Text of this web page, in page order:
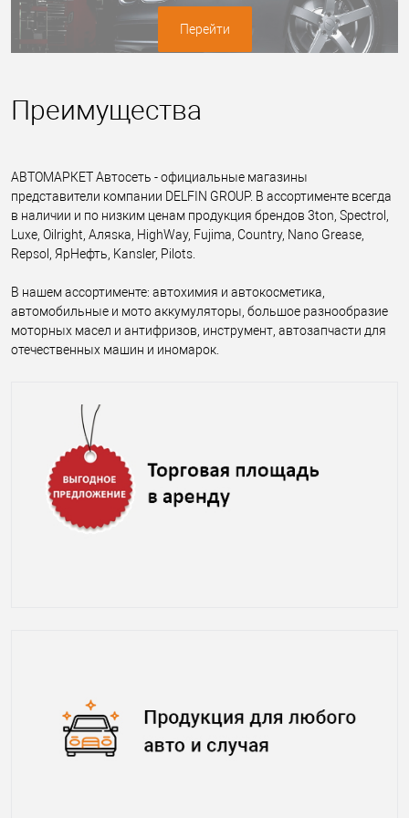
Перейти
Преимущества
АВТОМАРКЕТ Автосеть - официальные магазины
представители компании DELFIN GROUP. В ассортименте всегда
в наличии и по низким ценам продукция брендов 3ton, Spectrol,
Luxe, Oilright, Аляsка, HighWay, Fujima, Country, Nano Grease,
Repsol, ЯрНефть, Kansler, Pilots.
В нашем ассортименте: автохимия и автокосметика,
автомобильные и мото аккумуляторы, большое разнообразие
моторных масел и антифризов, инструмент, автозапчасти для
отечественных машин и иномарок.